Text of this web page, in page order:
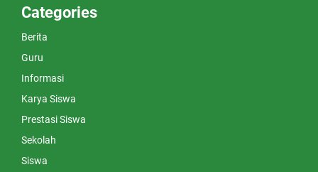
Categories
Berita
Guru
Informasi
Karya Siswa
Prestasi Siswa
Sekolah
Siswa